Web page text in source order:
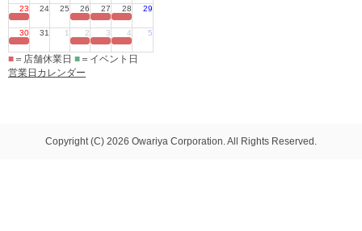
23 24 25 26 27 28 29
30 31 1 2 3 4 5
■ ＝店舗休業日 ■ ＝イベント日
営業日カレンダー
Copyright (C) 2026 Owariya Corporation. All Rights Reserved.